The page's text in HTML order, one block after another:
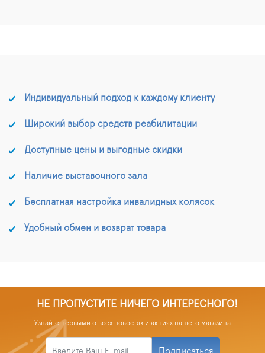
Индивидуальный подход к каждому клиенту
Широкий выбор средств реабилитации
Доступные цены и выгодные скидки
Наличие выставочного зала
Бесплатная настройка инвалидных колясок
Удобный обмен и возврат товара
НЕ ПРОПУСТИТЕ НИЧЕГО ИНТЕРЕСНОГО!
Узнайте первыми о всех новостях и акциях нашего магазина